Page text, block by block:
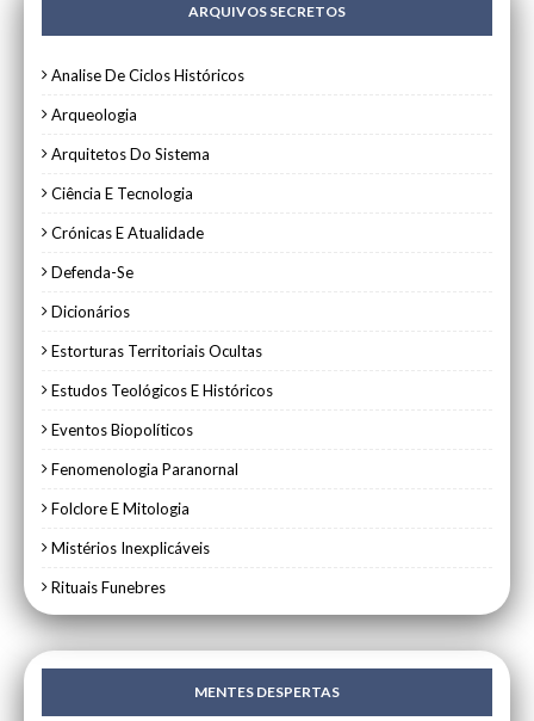
ARQUIVOS SECRETOS
Analise De Ciclos Históricos
Arqueologia
Arquitetos Do Sistema
Ciência E Tecnologia
Crónicas E Atualidade
Defenda-Se
Dicionários
Estorturas Territoriais Ocultas
Estudos Teológicos E Históricos
Eventos Biopolíticos
Fenomenologia Paranornal
Folclore E Mitologia
Mistérios Inexplicáveis
Rituais Funebres
MENTES DESPERTAS